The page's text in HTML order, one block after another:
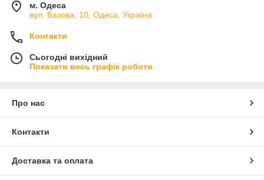
м. Одеса
вул. Базова, 10, Одеса, Україна
Контакти
Сьогодні вихідний
Показати весь графік роботи
Про нас
Контакти
Доставка та оплата